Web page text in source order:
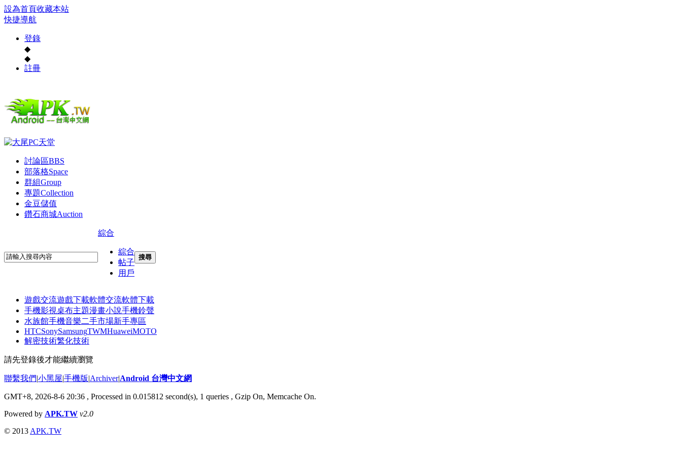
設為首頁收藏本站
快捷導航
登錄
◆
◆
註冊
討論區BBS
部落格Space
群組Group
專題Collection
金豆儲值
鑽石商城Auction
綜合
綜合
帖子
用戶
搜尋
遊戲交流遊戲下載軟體交流軟體下載
手機影視桌布主題漫畫小說手機鈴聲
水族館手機音樂二手市場新手專區
HTCSonySamsungTWMHuaweiMOTO
解密技術繁化技術
請先登錄後才能繼續瀏覽
聯繫我們|小黑屋|手機版|Archiver|Android 台灣中文網
GMT+8, 2026-8-6 20:36 , Processed in 0.015812 second(s), 1 queries , Gzip On, Memcache On.
Powered by APK.TW v2.0
© 2013 APK.TW